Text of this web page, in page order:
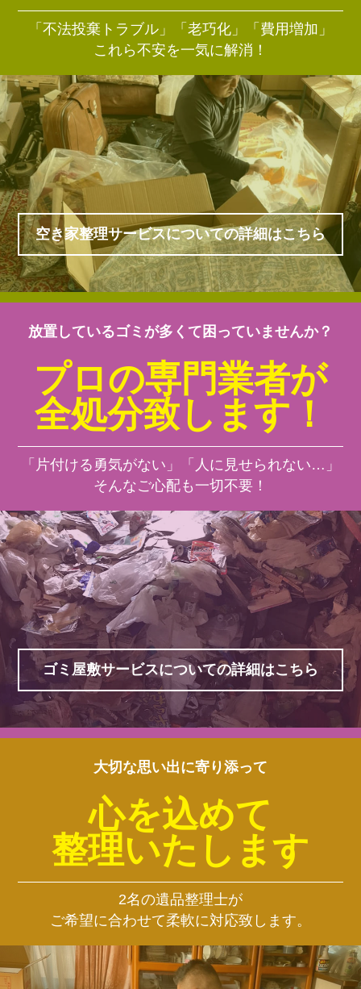
「不法投棄トラブル」「老巧化」「費用増加」
これら不安を一気に解消！
空き家整理サービスについての詳細はこちら
放置しているゴミが多くて困っていませんか？
プロの専門業者が
全処分致します！
「片付ける勇気がない」「人に見せられない…」
そんなご心配も一切不要！
ゴミ屋敷サービスについての詳細はこちら
大切な思い出に寄り添って
心を込めて
整理いたします
2名の遺品整理士が
ご希望に合わせて柔軟に対応致します。